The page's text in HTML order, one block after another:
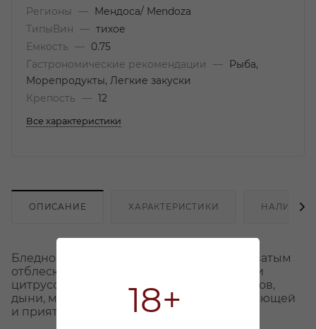
18+
Регионы
—
Мендоса/ Mendoza
ТипыВин
— тихое
Емкость
—
0.75
Гастрономические рекомендации
—
Рыба,
Морепродукты, Легкие закуски
Крепость
— 12
Все характеристики
ОПИСАНИЕ ХАРАКТЕРИСТИКИ НАЛИЧИЕ
Бледно-лимонный цвет с легким зеленоватым
отблеском. Интенсивный аромат с тонами
цитрусовых и сладких тропических фруктов,
дыни, манго. Сочное, яркое вино с освежающей
и приятной кислотностью.